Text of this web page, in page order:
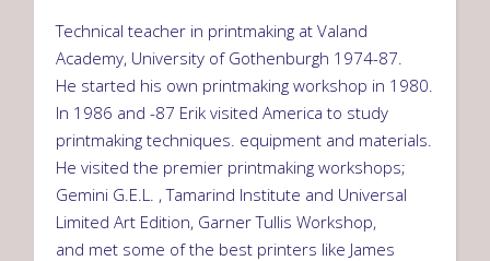
Technical teacher in printmaking at Valand
Academy, University of Gothenburgh 1974-87.
He started his own printmaking workshop in 1980
In 1986 and -87 Erik visited America to study
printmaking techniques. equipment and materials.
He visited the premier printmaking workshops;
Gemini G.E.L. , Tamarind Institute and Universal
Limited Art Edition, Garner Tullis Workshop,
and met some of the best printers like James